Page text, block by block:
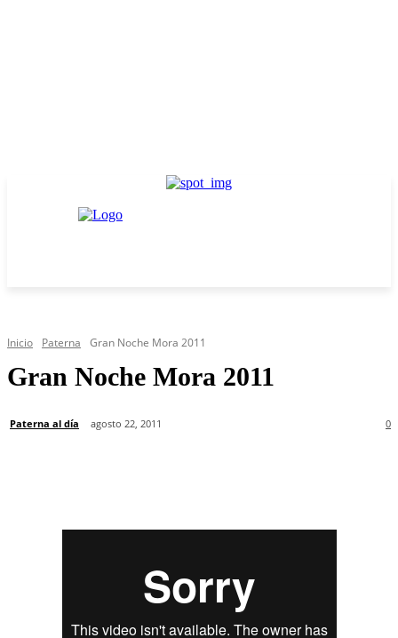
Inicio Paterna Gran Noche Mora 2011
Gran Noche Mora 2011
Paterna al día agosto 22, 2011 0